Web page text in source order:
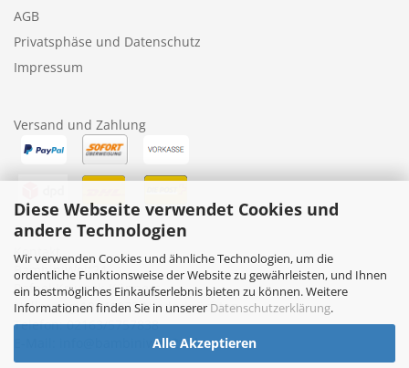
Diese Webseite verwendet Cookies und
andere Technologien
Wir verwenden Cookies und ähnliche Technologien, um die
ordentliche Funktionsweise der Website zu gewährleisten, und Ihnen
ein bestmögliches Einkaufserlebnis bieten zu können. Weitere
Informationen finden Sie in unserer Datenschutzerklärung.
Alle Akzeptieren
AGB
Privatsphäse und Datenschutz
Impressum
Versand und Zahlung
Kontakt
BambiniWelt24
Rafael Kruczek-Küppers
Nollesweg 10, 41372 Niederkrüchten
Telefon: 02163/5757838
E-Mail: info@bambiniwelt24.de